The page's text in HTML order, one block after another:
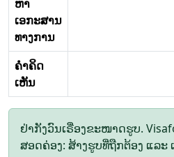
ຫາ
ເອກະສານ
ທາງການ
ຄໍາຄິດ
ເຫັນ
ຢ່າກັງວົນເຣື່ອງຂະໜາດຮູບ.
ສອດຄ່ອງ: ສ້າງຮູບທີ່ຖືກຕ້ອງ ແລ